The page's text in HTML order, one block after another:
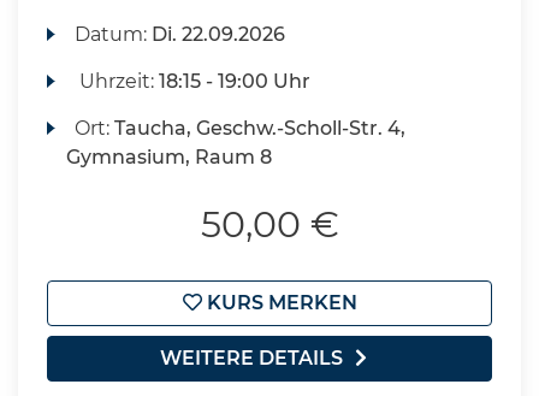
Datum: Di. 22.09.2026
Uhrzeit:18:15 - 19:00 Uhr
Ort:Taucha, Geschw.-Scholl-Str. 4,
Gymnasium, Raum 8
50,00 €
KURS MERKEN
WEITERE DETAILS